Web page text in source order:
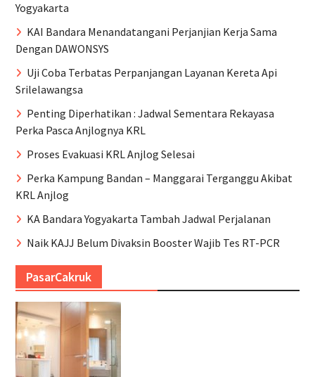
Yogyakarta
KAI Bandara Menandatangani Perjanjian Kerja Sama
Dengan DAWONSYS
Uji Coba Terbatas Perpanjangan Layanan Kereta Api
Srilelawangsa
Penting Diperhatikan : Jadwal Sementara Rekayasa
Perka Pasca Anjlognya KRL
Proses Evakuasi KRL Anjlog Selesai
Perka Kampung Bandan – Manggarai Terganggu Akibat
KRL Anjlog
KA Bandara Yogyakarta Tambah Jadwal Perjalanan
Naik KAJJ Belum Divaksin Booster Wajib Tes RT-PCR
PasarCakruk